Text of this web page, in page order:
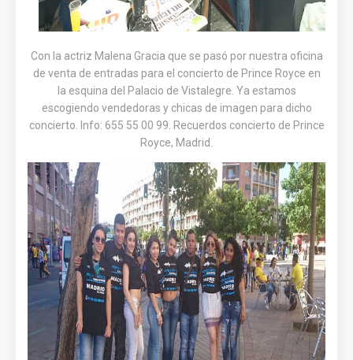
Con la actriz Malena Gracia que se pasó por nuestra oficina
de venta de entradas para el concierto de Prince Royce en
la esquina del Palacio de Vistalegre. Ya estamos
escogiendo vendedoras y chicas de imagen para dicho
concierto. Info: 655 55 00 99. Recuerdos concierto de Prince
Royce, Madrid.